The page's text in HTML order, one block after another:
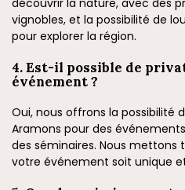
découvrir la nature, avec des
vignobles, et la possibilité de
pour explorer la région.
4. Est-il possible de
événement ?
Oui, nous offrons la possibilité
Aramons pour des
des séminaires. Nous
votre événement soit unique